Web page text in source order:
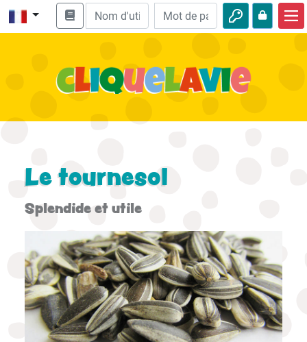
Enseignement biblique
Aventures
Le tournesol
Splendide et utile